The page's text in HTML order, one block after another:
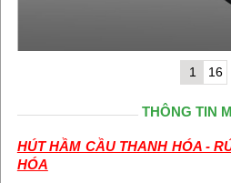
1 16
THÔNG TIN
HÚT HẦM CẦU THANH HÓA -
HÓA